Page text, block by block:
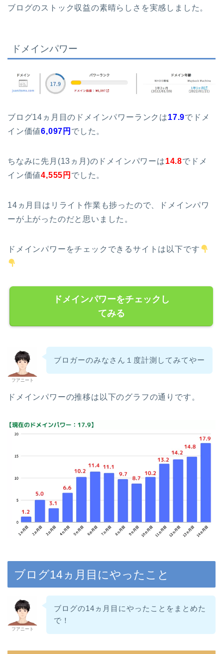
ブログのストック収益の素晴らしさを実感しました。
ドメインパワー
ブログ14ヵ月目のドメインパワーランクは17.9でドメ
イン価値6,097 円 でした。
ちなみに先月(13ヵ月)のドメインパワーは14.8でドメ
イン価値4,555 円 でした。
14ヵ月目はリライト作業も捗ったので、ドメインパワ
ーが上がったのだと思いました。
ドメインパワーをチェックできるサイトは以下です
ドメインパワーをチェックし
てみる
フアニート
ブロガーのみなさん１度計測してみてやー
ドメインパワーの推移は以下のグラフの通りです。
ブログ14ヵ月目にやったこと
フアニート
ブログの14ヵ月目にやったことをまとめた
で！